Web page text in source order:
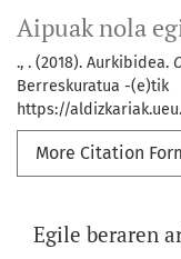
Aipuak nola
., . (2018). Aurkibidea.
Berreskuratua -(e)tik
https://
More Citation
Egile beraren